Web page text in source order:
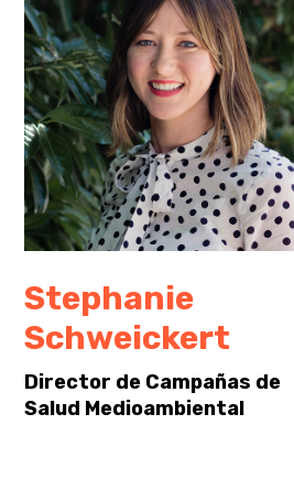
Stephanie
Schweickert
Director de Campañas de
Salud Medioambiental